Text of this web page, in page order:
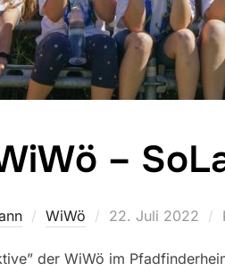
–
WiWö
Veröffentlicht
22. Juli 2022
der WiWö im